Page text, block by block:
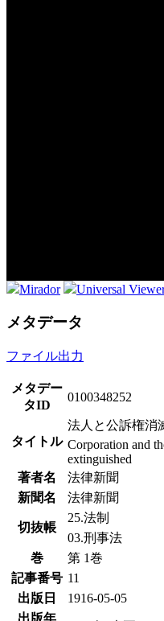
Mirador Universal
メタデータ
ファイル出力
メタデー
タID
0100348252
タイトル
法人と公訴権消
Corporation and
extinguished
著者名
法律新聞
新聞名
法律新聞
切抜帳
25.法制
03.刑事法
巻
第 1巻
記事番号 11
出版日
1916-05-05
出版年